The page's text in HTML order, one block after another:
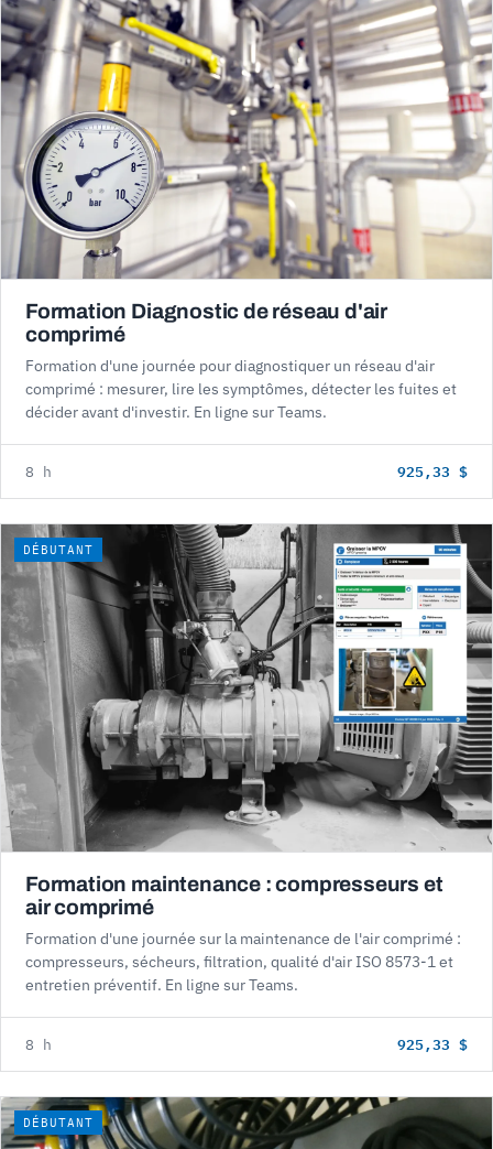
Formation Diagnostic de réseau d'air
comprimé
Formation d'une journée pour diagnostiquer un réseau d'air
comprimé : mesurer, lire les symptômes, détecter les fuites et
décider avant d'investir. En ligne sur Teams.
8 h 925,33 $
DÉBUTANT
Formation maintenance : compresseurs et
air comprimé
Formation d'une journée sur la maintenance de l'air comprimé :
compresseurs, sécheurs, filtration, qualité d'air ISO 8573-1 et
entretien préventif. En ligne sur Teams.
8 h 925,33 $
DÉBUTANT